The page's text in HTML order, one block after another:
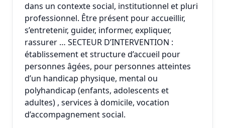
dans un contexte social, institutionnel et pluri
professionnel. Être présent pour accueillir,
s’entretenir, guider, informer, expliquer,
rassurer … SECTEUR D’INTERVENTION :
établissement et structure d’accueil pour
personnes âgées, pour personnes atteintes
d’un handicap physique, mental ou
polyhandicap (enfants, adolescents et
adultes) , services à domicile, vocation
d’accompagnement social.